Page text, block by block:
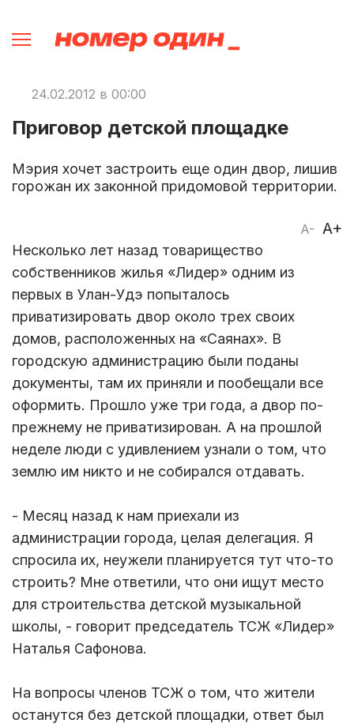
24.02.2012 в 00:00
Приговор детской площадке
Мэрия хочет застроить еще один двор, лишив
горожан их законной придомовой территории.
A- A+
Несколько лет назад товарищество
собственников жилья «Лидер» одним из
первых в Улан-Удэ попыталось
приватизировать двор около трех своих
домов, расположенных на «Саянах». В
городскую администрацию были поданы
документы, там их приняли и пообещали все
оформить. Прошло уже три года, а двор по-
прежнему не приватизирован. А на прошлой
неделе люди с удивлением узнали о том, что
землю им никто и не собирался отдавать.
- Месяц назад к нам приехали из
администрации города, целая делегация. Я
спросила их, неужели планируется тут что-то
строить? Мне ответили, что они ищут место
для строительства детской музыкальной
школы, - говорит председатель ТСЖ «Лидер»
Наталья Сафонова.
На вопросы членов ТСЖ о том, что жители
останутся без детской площадки, ответ был